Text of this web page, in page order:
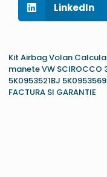
LinkedIn
Kit Airbag Volan
manete VW SCIROCCO
5K0953521BJ
FACTURA SI GARANTIE